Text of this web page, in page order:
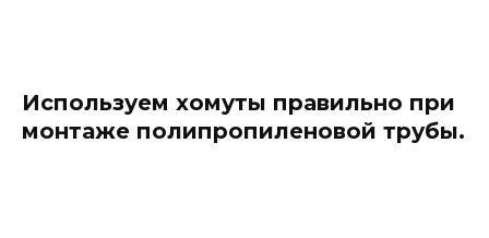
Используем хомуты правильно при
монтаже полипропиленовой трубы.